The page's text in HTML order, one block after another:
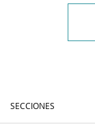
SECCIONES